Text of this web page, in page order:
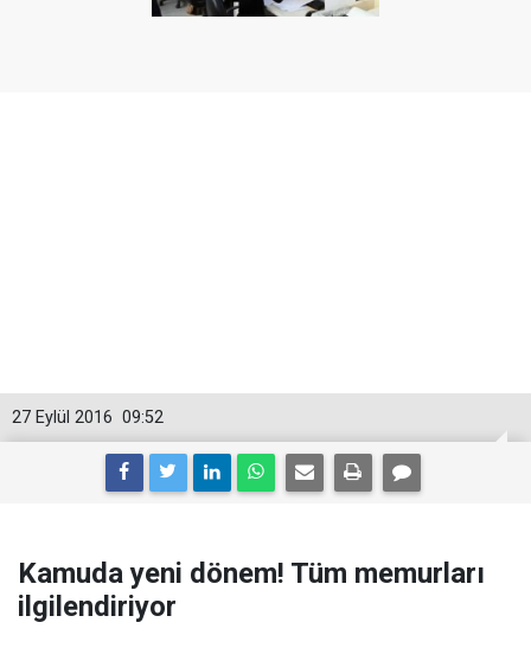
09:52
27 Eylül 2016
Kamuda yeni dönem! Tüm memurları
ilgilendiriyor